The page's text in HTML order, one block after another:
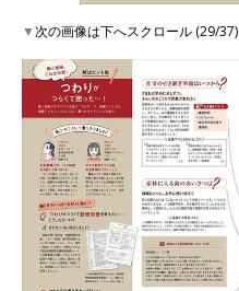
▼次の画像は下へスクロール (29/37)